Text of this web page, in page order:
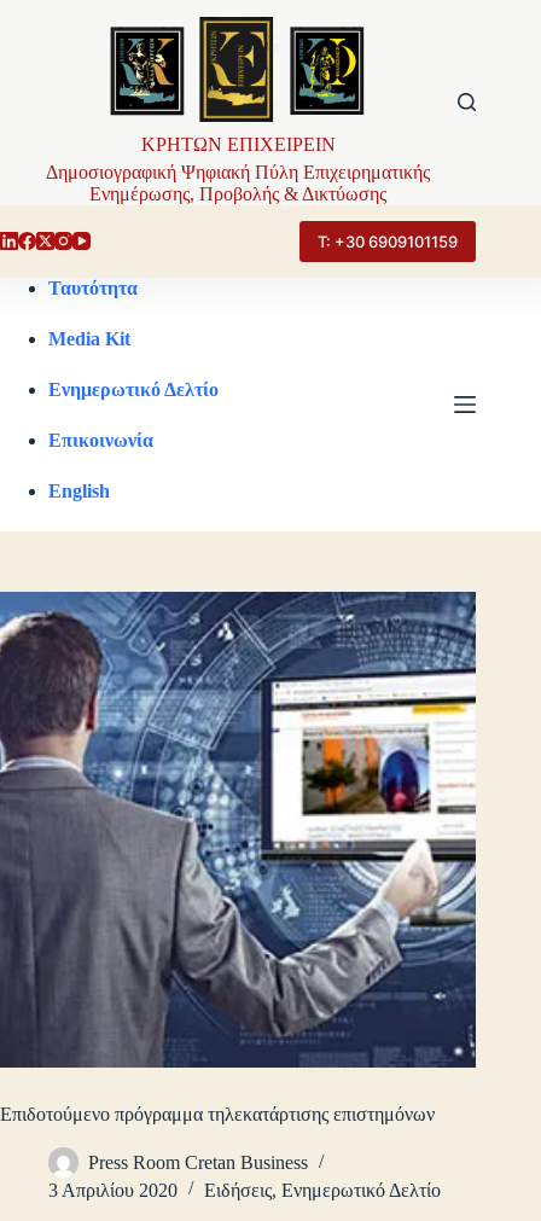
ΚΡΗΤΩΝ ΕΠΙΧΕΙΡΕΙΝ
Δημοσιογραφική Ψηφιακή Πύλη Επιχειρηματικής
Ενημέρωσης, Προβολής & Δικτύωσης
Τ: +30 6909101159
Ταυτότητα
Media Kit
Ενημερωτικό Δελτίο
Επικοινωνία
English
Επιδοτούμενο πρόγραμμα τηλεκατάρτισης επιστημόνων
Press Room Cretan Business
3 Απριλίου 2020
Ειδήσεις, Ενημερωτικό Δελτίο